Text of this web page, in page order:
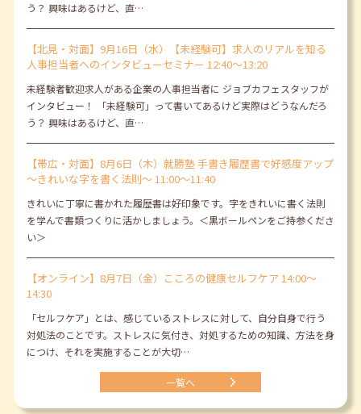
う？ 興味はあるけど、直…
【北見・対面】9月16日（水）【未経験可】求人のリアルを知る
人事担当者へのインタビューセミナー 12:40～13:20
未経験者歓迎求人がある企業の人事担当者に ジョブカフェスタッフが
インタビュー！ 「未経験可」って書いてあるけど実際はどうなんだろ
う？ 興味はあるけど、直…
【帯広・対面】8月6日（木）就勝塾 手書き履歴書で好感度アップ
～きれいな字を書く法則～ 11:00～11:40
きれいに丁寧に書かれた履歴書は好印象です。字をきれいに書く法則
を学んで書類つくりに活かしましょう。＜黒ボールペンをご持参くださ
い＞
【オンライン】8月7日（金）こころの健康セルフケア 14:00～
14:30
「セルフケア」とは、感じているストレスに対して、自分自身で行う
対処法のことです。ストレスに気付き、対処するための知識、方法を身
につけ、それを実施することが大切…
一覧へ